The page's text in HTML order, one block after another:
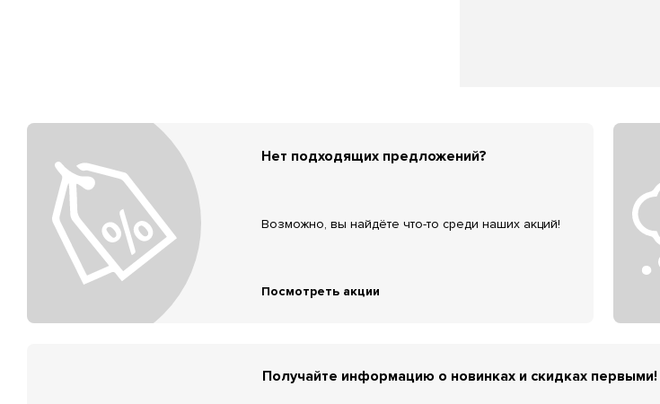
Нет подходящих предложений?
Возможно, вы найдёте что-то среди наших акций!
Посмотреть акции
Получайте информацию о новинках и скидках первыми!